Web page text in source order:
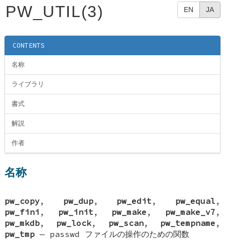
EN JA
PW_UTIL(3)
CONTENTS
名称
ライブラリ
書式
解説
作者
名称
pw_copy, pw_dup, pw_edit , pw_equal ,
pw_fini , pw_init , pw_make , pw_make_v7 ,
pw_mkdb, pw_lock, pw_scan, pw_tempname ,
pw_tmp — passwd ファイルの操作のための関数